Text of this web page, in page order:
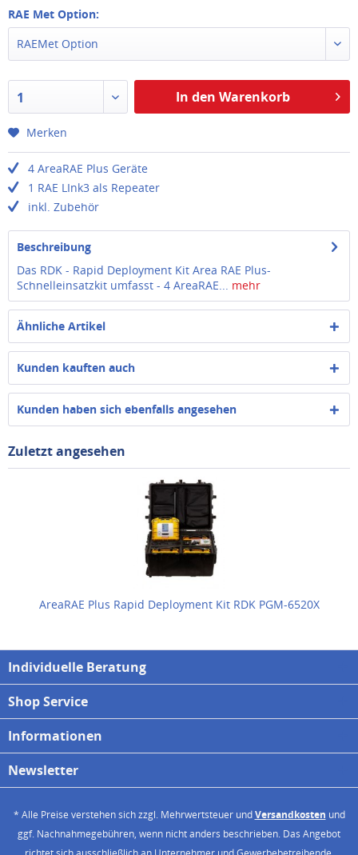
RAE Met Option:
RAEMet Option
1 In den Warenkorb
Merken
4 AreaRAE Plus Geräte
1 RAE LInk3 als Repeater
inkl. Zubehör
Beschreibung
Das RDK - Rapid Deployment Kit Area RAE Plus-
Schnelleinsatzkit umfasst - 4 AreaRAE... mehr
Ähnliche Artikel
Kunden kauften auch
Kunden haben sich ebenfalls angesehen
Zuletzt angesehen
AreaRAE Plus Rapid Deployment Kit RDK PGM-6520X
Individuelle Beratung
Shop Service
Informationen
Newsletter
* Alle Preise verstehen sich zzgl. Mehrwertsteuer undVersandkosten und
ggf. Nachnahmegebühren, wenn nicht anders beschrieben. Das Angebot